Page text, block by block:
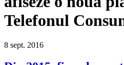
Telefonul
8 sept. 2016